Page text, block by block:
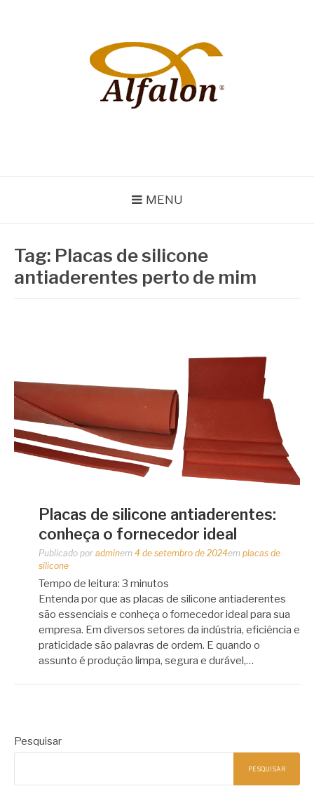
MENU
Tag: Placas de silicone
antiaderentes perto de mim
Placas de silicone antiaderentes:
conheça o fornecedor ideal
Publicado por adminem 4 de setembro de 2024em placas de
silicone
Tempo de leitura: 3 minutos
Entenda por que as placas de silicone antiaderentes
são essenciais e conheça o fornecedor ideal para sua
empresa. Em diversos setores da indústria, eficiência e
praticidade são palavras de ordem. E quando o
assunto é produção limpa, segura e durável,…
Pesquisar
PESQUISAR